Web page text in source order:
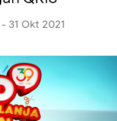
31 Okt 2021